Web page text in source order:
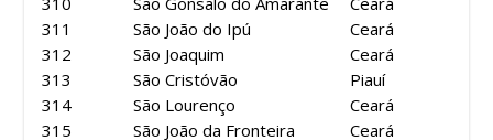
311
312
313
314
315
São João do Ipú
São Joaquim
São Cristóvão
São Lourenço
São João da Fronteira
Ceará
Ceará
Piauí
Ceará
Ceará